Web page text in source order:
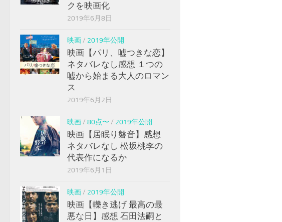
クを映画化
2019年6月8日
映画/ 2019年公開
映画【パリ、嘘つきな恋】
ネタバレなし感想 １つの
嘘から始まる大人のロマン
ス
2019年6月2日
映画/ 80点〜 / 2019年公開
映画【居眠り磐音】感想
ネタバレなし 松坂桃李の
代表作になるか
2019年6月1日
映画/ 2019年公開
映画【轢き逃げ 最高の最
悪な日】感想 石田法嗣と